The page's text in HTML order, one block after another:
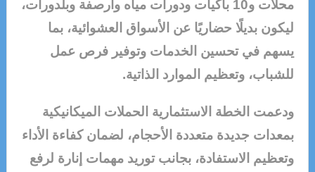
محلات و10 باكيات ودورات مياه وأرصفة وبلدورات،
ليكون بديلًا حضاريًا عن الأسواق العشوائية، بما
يسهم في تحسين الخدمات وتوفير فرص عمل
للشباب، وتعظيم الموارد الذاتية.
ودعمت الخطة الاستثمارية الحملات الميكانيكية
بمعدات جديدة متعددة الأحجام، لضمان كفاءة الأداء
وتعظيم الاستفادة، بجانب توريد مهمات إنارة لرفع